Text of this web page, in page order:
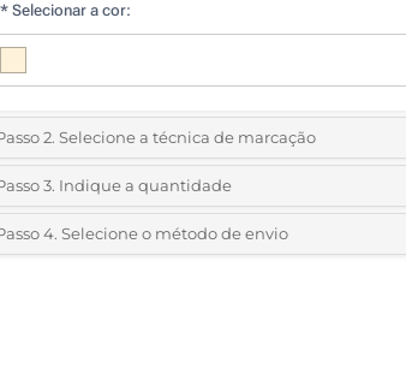
* Selecionar a cor:
2. Selecione a técnica de marcação
*Selecione o tipo de marcação e as cores do logotipo:
1 Cor (Num lado)
3. Indique a quantidade
*Quantidade mínima:25
4. Selecione o método de envio